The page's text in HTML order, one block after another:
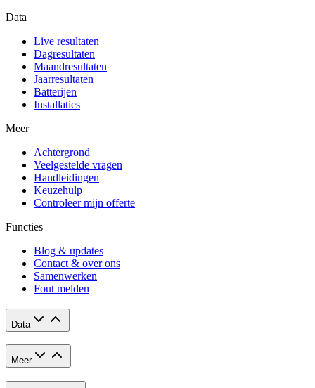
Data
Live resultaten
Dagresultaten
Maandresultaten
Jaarresultaten
Batterijen
Installaties
Meer
Achtergrond
Veelgestelde vragen
Handleidingen
Keuzehulp
Controleer mijn offerte
Functies
Blog & updates
Contact & over ons
Samenwerken
Fout melden
Data
Meer